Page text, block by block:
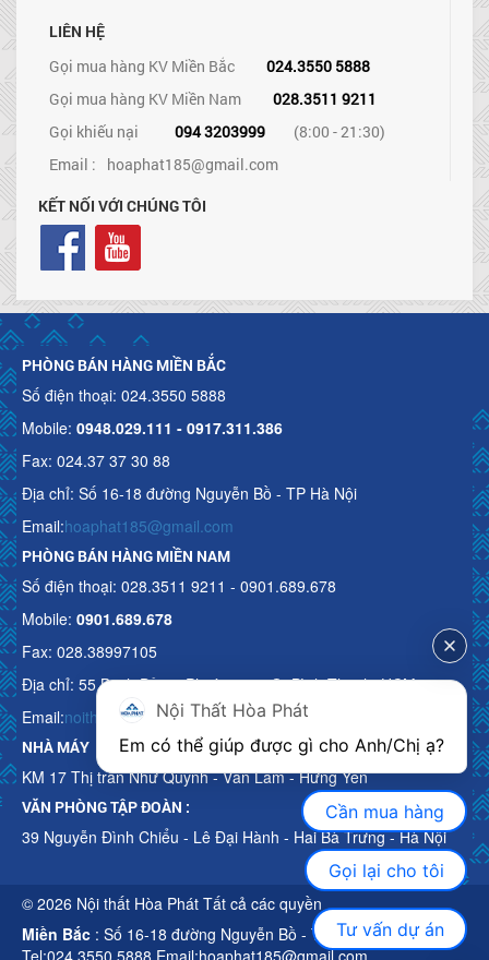
LIÊN HỆ
Gọi mua hàng KV Miền Bắc
024.3550 5888
Gọi mua hàng KV Miền Nam
028.3511 9211
Gọi khiếu nại
094 3203999
(8:00 - 21:30)
Email : hoaphat185@gmail.com
KẾT NỐI VỚI CHÚNG TÔI
PHÒNG BÁN HÀNG MIỀN BẮC
Số điện thoại: 024.3550 5888
Mobile: 0948.029.111 - 0917.311.386
Fax: 024.37 37 30 88
Địa chỉ: Số 16-18 đường Nguyễn Bồ - TP Hà Nội
Email:hoaphat185@gmail.com
PHÒNG BÁN HÀNG MIỀN NAM
Số điện thoại: 028.3511 9211 - 0901.689.678
Mobile: 0901.689.678
Fax: 028.38997105
Địa chỉ: 55 Bạch Đằng, Phường 15, Q. Bình Thạnh, HCM
Email:noithathoaphattot@gmail.com
NHÀ MÁY
KM 17 Thị trấn Như Quỳnh - Văn Lâm - Hưng Yên
VĂN PHÒNG TẬP ĐOÀN :
39 Nguyễn Đình Chiểu - Lê Đại Hành - Hai Bà Trưng - Hà Nội
© 2026 Nội thất Hòa Phát Tất cả các quyền
Miền Bắc : Số 16-18 đường Nguyễn Bồ - TP Hà Nội
Nội Thất Hòa Phát
Cần mua hàng
Gọi lại cho tôi
Tư vấn dự án